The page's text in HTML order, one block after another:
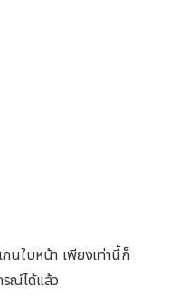
นใบหน้า เพียงเท่านี้ก็
ณ์ได้แล้ว